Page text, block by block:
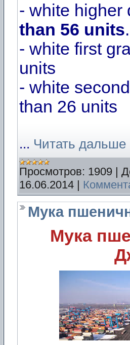
- white
than 56 units.
- white first
units
- white
than 26 units
... Читать дальше
Просмотров: 1909
16.06.2014
Мука
Мука